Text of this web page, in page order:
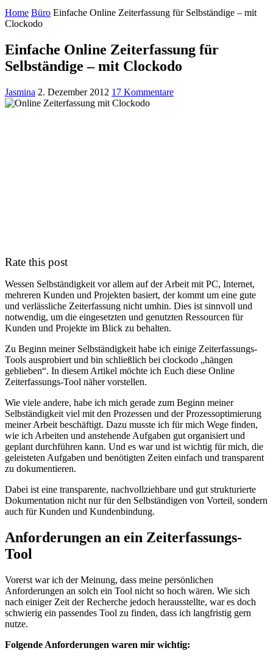
Home Büro Einfache Online Zeiterfassung für Selbständige – mit
Clockodo
Einfache Online Zeiterfassung für
Selbständige – mit Clockodo
Jasmina 2. Dezember 2012 17 Kommentare
Rate this post
Wessen Selbständigkeit vor allem auf der Arbeit mit PC, Internet,
mehreren Kunden und Projekten basiert, der kommt um eine gute
und verlässliche Zeiterfassung nicht umhin. Dies ist sinnvoll und
notwendig, um die eingesetzten und genutzten Ressourcen für
Kunden und Projekte im Blick zu behalten.
Zu Beginn meiner Selbständigkeit habe ich einige Zeiterfassungs-
Tools ausprobiert und bin schließlich bei clockodo „hängen
geblieben“. In diesem Artikel möchte ich Euch diese Online
Zeiterfassungs-Tool näher vorstellen.
Wie viele andere, habe ich mich gerade zum Beginn meiner
Selbständigkeit viel mit den Prozessen und der Prozessoptimierung
meiner Arbeit beschäftigt. Dazu musste ich für mich Wege finden,
wie ich Arbeiten und anstehende Aufgaben gut organisiert und
geplant durchführen kann. Und es war und ist wichtig für mich, die
geleisteten Aufgaben und benötigten Zeiten einfach und transparent
zu dokumentieren.
Dabei ist eine transparente, nachvollziehbare und gut strukturierte
Dokumentation nicht nur für den Selbständigen von Vorteil, sondern
auch für Kunden und Kundenbindung.
Anforderungen an ein Zeiterfassungs-
Tool
Vorerst war ich der Meinung, dass meine persönlichen
Anforderungen an solch ein Tool nicht so hoch wären. Wie sich
nach einiger Zeit der Recherche jedoch herausstellte, war es doch
schwierig ein passendes Tool zu finden, dass ich langfristig gern
nutze.
Folgende Anforderungen waren mir wichtig: